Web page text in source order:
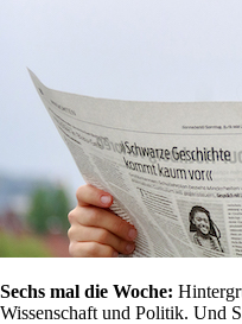
Sechs mal die Woche:
Wissenschaft und Politik. Und